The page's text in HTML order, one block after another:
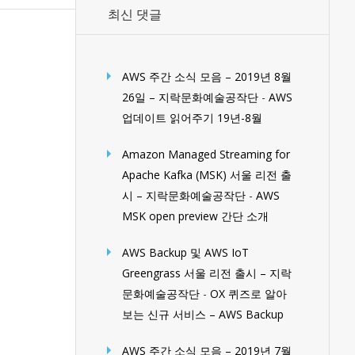
최신 댓글
AWS 주간 소식 모음 – 2019년 8월
26일 – 지락문화예술공작단 - AWS
업데이트 읽어주기 19년-8월
Amazon Managed Streaming for
Apache Kafka (MSK) 서울 리전 출
시 – 지락문화예술공작단 - AWS
MSK open preview 간단 소개
AWS Backup 및 AWS IoT
Greengrass 서울 리전 출시 – 지락
문화예술공작단 - OX 퀴즈로 알아
보는 신규 서비스 – AWS Backup
AWS 주간 소식 모음 – 2019년 7월